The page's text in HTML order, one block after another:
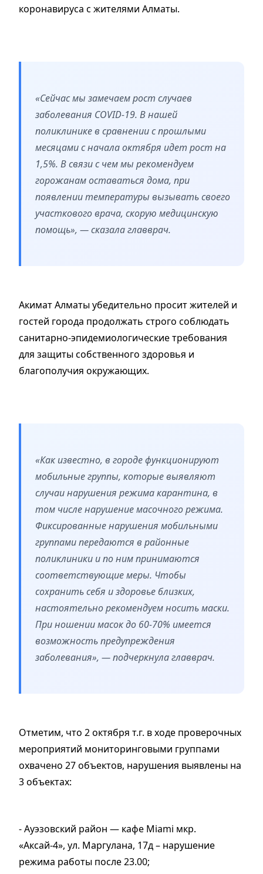
коронавируса с жителями Алматы.
«Сейчас мы замечаем рост случаев
заболевания COVID-19. В нашей
поликлинике в сравнении с прошлыми
месяцами с начала октября идет рост на
1,5%. В связи с чем мы рекомендуем
горожанам оставаться дома, при
появлении температуры вызывать своего
участкового врача, скорую медицинскую
помощь», — сказала главврач.
Акимат Алматы убедительно просит жителей и
гостей города продолжать строго соблюдать
санитарно-эпидемиологические требования
для защиты собственного здоровья и
благополучия окружающих.
«Как известно, в городе функционируют
мобильные группы, которые выявляют
случаи нарушения режима карантина, в
том числе нарушение масочного режима.
Фиксированные нарушения мобильными
группами передаются в районные
поликлиники и по ним принимаются
соответствующие меры. Чтобы
сохранить себя и здоровье близких,
настоятельно рекомендуем носить маски.
При ношении масок до 60-70% имеется
возможность предупреждения
заболевания», — подчеркнула главврач.
Отметим, что 2 октября т.г. в ходе проверочных
мероприятий мониторинговыми группами
охвачено 27 объектов, нарушения выявлены на
3 объектах:
- Ауэзовский район — кафе Miami мкр.
«Аксай-4», ул. Маргулана, 17д – нарушение
режима работы после 23.00;